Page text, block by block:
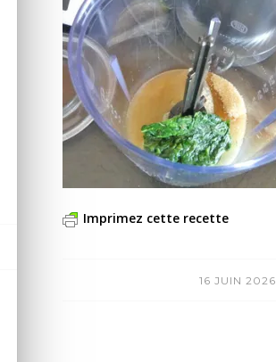
Imprimez cette recette
16 JUIN 2026
/